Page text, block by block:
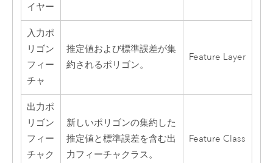
イヤー
入力ポ
リゴン
フィー
チャ
推定値および標準誤差が集
約されるポリゴン。
Feature Layer
出力ポ
リゴン
フィー
チャク
新しいポリゴンの集約した
推定値と標準誤差を含む出
力フィーチャクラス。
Feature Class